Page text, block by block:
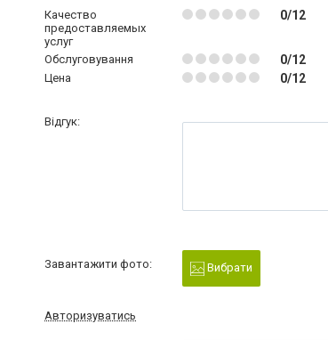
Качество
предоставляемых
услуг
0/12
Обслуговування 0/12
Цена 0/12
Відгук:
Завантажити фото: Вибрати
Авторизуватись